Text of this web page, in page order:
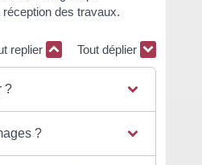
des travaux.
replier Tout déplier
?
?